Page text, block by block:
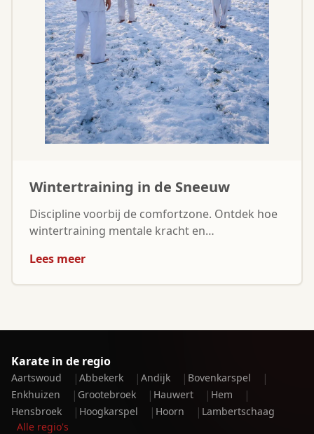
Wintertraining in de Sneeuw
Discipline voorbij de comfortzone. Ontdek hoe
wintertraining mentale kracht en
Lees meer
Karate in de regio
Aartswoud | Abbekerk | Andijk | Bovenkarspel |
Enkhuizen | Grootebroek | Hauwert | Hem |
Hensbroek | Hoogkarspel | Hoorn | Lambertschaag
Alle regio's